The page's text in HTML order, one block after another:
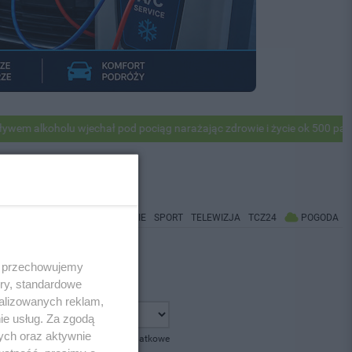
alkoholu wjechał pod pociąg narażając zdrowie i życie ok 500
CO BĘDZIE SPORT TELEWIZJA TCZ24 POGODA
pokaż opcje dodatkowe
standardowe
reklam,
usług. Za zgodą
oraz aktywnie